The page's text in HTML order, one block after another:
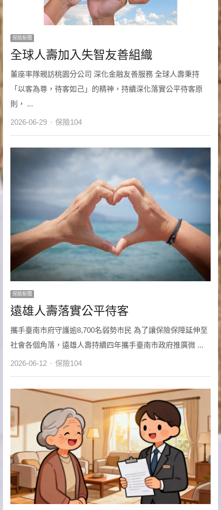
保險新聞
全球人壽加入失智友善組織
董座率隊親訪桃園分公司 深化金融友善服務 全球人壽秉持
「以客為尊，待客如己」的精神，持續深化落實公平待客原
則， ...
2026-06-29 Author
保險104
保險新聞
遠雄人壽落實公平待客
攜手臺南市府守護逾8,700名弱勢市民 為了讓保險保障延伸至
社會各個角落，遠雄人壽持續四年攜手臺南市政府推廣微 ...
2026-06-12 Author
保險104